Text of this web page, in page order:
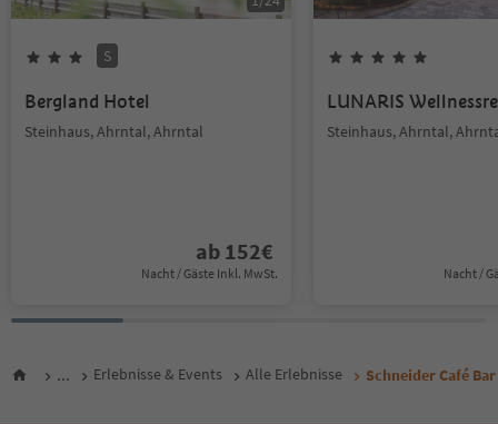
S
Bergland Hotel
Steinhaus, Ahrntal, Ahrntal
ab 152€
Nacht / Gäste Inkl. MwSt.
LUNARIS
Steinhaus, Ahrntal,
Nacht /
... Erlebnisse & Events Alle Erlebnisse Schneider Café Bar